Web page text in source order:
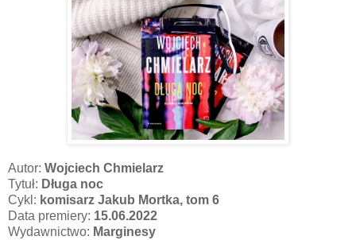
Autor: Wojciech Chmielarz
Tytuł: Długa noc
Cykl: komisarz Jakub Mortka, tom 6
Data premiery: 15.06.2022
Wydawnictwo: Marginesy